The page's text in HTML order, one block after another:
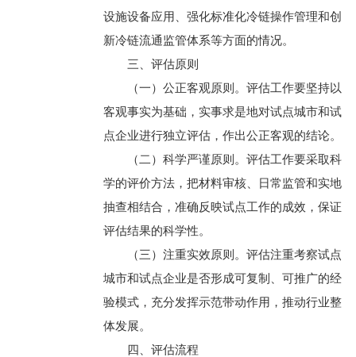
设施设备应用、强化标准化冷链操作管理和创
新冷链流通监管体系等方面的情况。
三、评估原则
（一）公正客观原则。评估工作要坚持以
客观事实为基础，实事求是地对试点城市和试
点企业进行独立评估，作出公正客观的结论。
（二）科学严谨原则。评估工作要采取科
学的评价方法，把材料审核、日常监管和实地
抽查相结合，准确反映试点工作的成效，保证
评估结果的科学性。
（三）注重实效原则。评估注重考察试点
城市和试点企业是否形成可复制、可推广的经
验模式，充分发挥示范带动作用，推动行业整
体发展。
四、评估流程